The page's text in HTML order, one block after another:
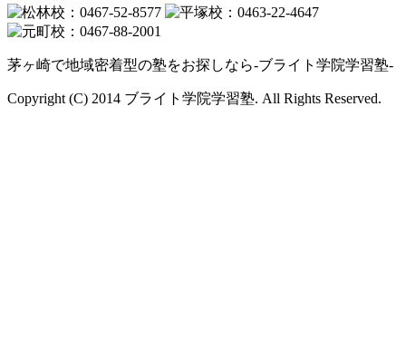
茅ヶ崎で地域密着型の塾をお探しなら-ブライト学院学習塾-
Copyright (C) 2014 ブライト学院学習塾. All Rights Reserved.